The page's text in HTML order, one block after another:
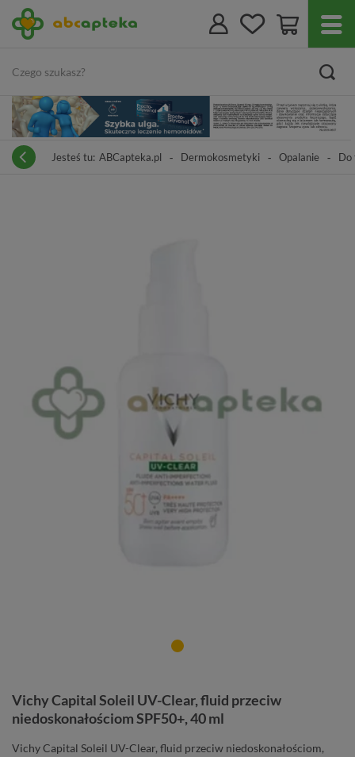
Jesteś tu: ABCapteka.pl Dermokosmetyki Opalanie Do
Vichy Capital Soleil UV-Clear, fluid przeciw
niedoskonałościom SPF50+, 40 ml
Vichy Capital Soleil UV-Clear, fluid przeciw niedoskonałościom,